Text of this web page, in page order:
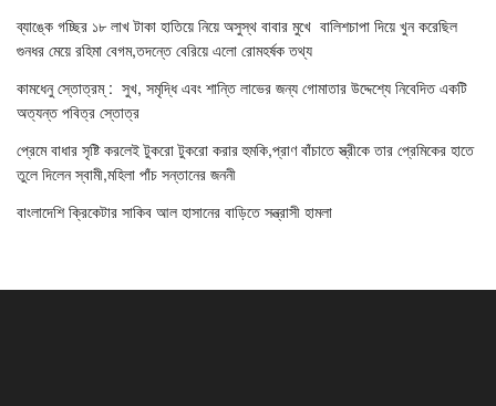
ব্যাঙ্কে গচ্ছির ১৮ লাখ টাকা হাতিয়ে নিয়ে অসুস্থ বাবার মুখে বালিশচাপা দিয়ে খুন করেছিল
গুনধর মেয়ে রহিমা বেগম,তদন্তে বেরিয়ে এলো রোমহর্ষক তথ্য
কামধেনু স্তোত্রম্ : সুখ, সমৃদ্ধি এবং শান্তি লাভের জন্য গোমাতার উদ্দেশ্যে নিবেদিত একটি
অত্যন্ত পবিত্র স্তোত্র
প্রেমে বাধার সৃষ্টি করলেই টুকরো টুকরো করার হুমকি,প্রাণ বাঁচাতে স্ত্রীকে তার প্রেমিকের হাতে
তুলে দিলেন স্বামী,মহিলা পাঁচ সন্তানের জননী
বাংলাদেশি ক্রিকেটার সাকিব আল হাসানের বাড়িতে সন্ত্রাসী হামলা